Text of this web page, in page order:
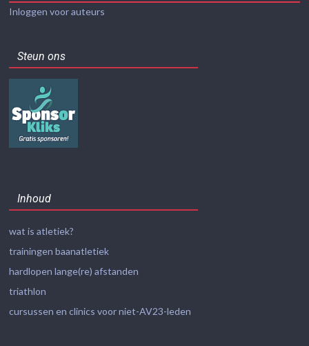
Inloggen voor auteurs
Steun ons
Inhoud
wat is atletiek?
trainingen baanatletiek
hardlopen lange(re) afstanden
triathlon
cursussen en clinics voor niet-AV23-leden